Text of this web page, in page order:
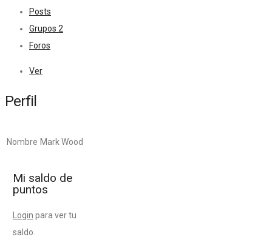
Posts
Grupos 2
Foros
Ver
Perfil
Nombre Mark Wood
Mi saldo de
puntos
Login para ver tu
saldo.